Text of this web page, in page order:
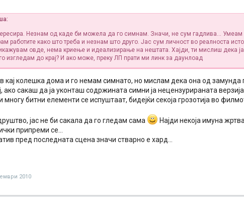
Незнам од каде би можела да го симнам. Значи, не сум гадлива... Умеам
работите како што треба и незнам што друго. Јас сум личност во реалноста исто
овде, нема криење и идеализирање на нештата. Хајди, ти мислиш дека
изгледам до крај? И ако може, преку ЛП прати ми линк за даунлоад
кај колешка дома и го немам симнато, но мислам дека она од замунда
ако сакаш да ја уконташ содржината симни ја нецензурираната
многу битни елементи се испуштаат, бидејќи секоја грозотија во
јас не би сакала да го гледам сама
Најди некоја имуна
припреми се...
пред последната сцена значи стварно е хард...
2010